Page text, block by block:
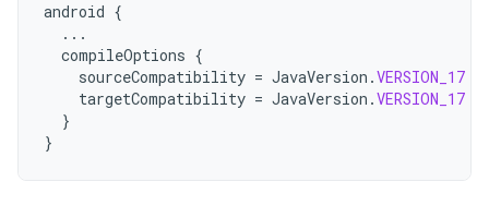
android {
...
compileOptions {
sourceCompatibility = JavaVersion .VERSION_17
targetCompatibility = JavaVersion .VERSION_17
}
}